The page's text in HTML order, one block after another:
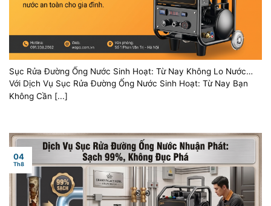
Sục Rửa Đường Ống Nước Sinh Hoạt: Từ Nay Không Lo Nước
Bẩn!
Với Dịch Vụ Sục Rửa Đường Ống Nước Sinh Hoạt: Từ Nay Bạn
Không Cần [...]
04
Th8